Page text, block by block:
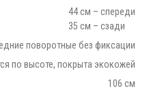
44 см – спереди
35 см – сзади
поворотные без фиксации
по высоте, покрыта экокожей
106 см